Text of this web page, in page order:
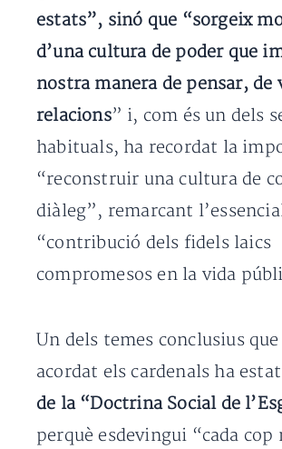
estats”, sinó que “sorgeix
d’una cultura de poder que
nostra manera de pensar, de
relacions” i, com és un dels
habituals, ha recordat la
“reconstruir una cultura de
diàleg”, remarcant
“contribució dels fidels laics
compromesos en la vida
Un dels temes conclusius
acordat els cardenals ha estat
de la “Doctrina Social de
perquè esdevingui “cada cop